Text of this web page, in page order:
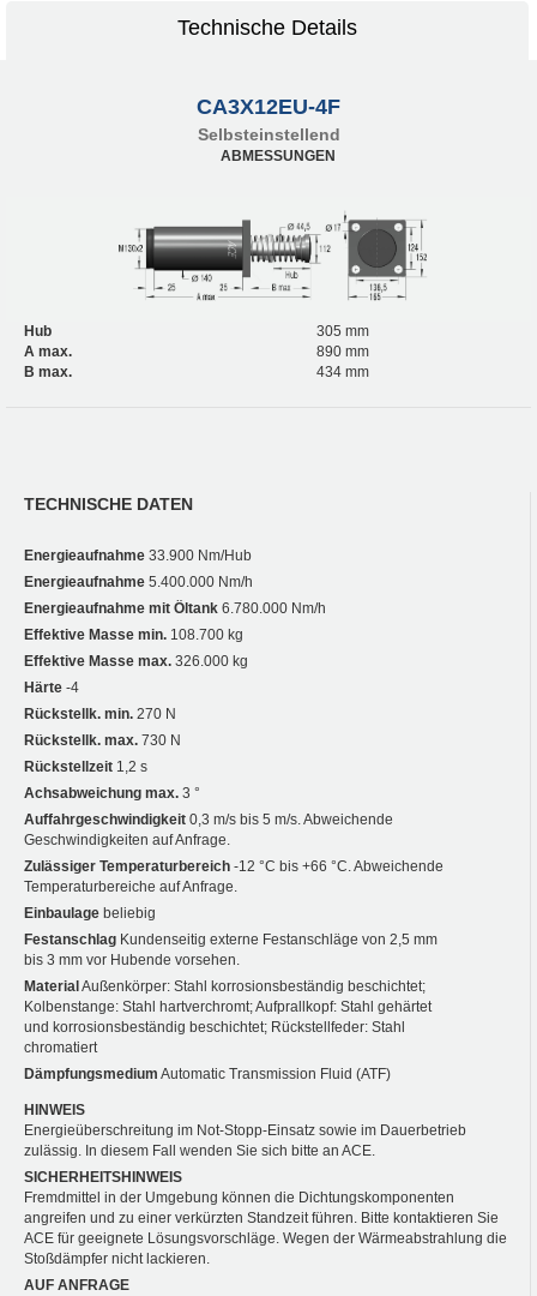
Technische Details
CA3X12EU-4F
Selbsteinstellend
ABMESSUNGEN
Hub
305 mm
A max.
890 mm
B max.
434 mm
TECHNISCHE DATEN
Energieaufnahme 33.900 Nm/Hub
Energieaufnahme 5.400.000 Nm/h
Energieaufnahme mit Öltank 6.780.000 Nm/h
Effektive Masse min. 108.700 kg
Effektive Masse max. 326.000 kg
Härte -4
Rückstellk. min. 270 N
Rückstellk. max. 730 N
Rückstellzeit 1,2 s
Achsabweichung max. 3 °
Auffahrgeschwindigkeit 0,3 m/s bis 5 m/s. Abweichende
Geschwindigkeiten auf Anfrage.
Zulässiger Temperaturbereich -12 °C bis +66 °C. Abweichende
Temperaturbereiche auf Anfrage.
Einbaulage beliebig
Festanschlag Kundenseitig externe Festanschläge von 2,5 mm
bis 3 mm vor Hubende vorsehen.
Material Außenkörper: Stahl korrosionsbeständig beschichtet;
Kolbenstange: Stahl hartverchromt; Aufprallkopf: Stahl gehärtet
und korrosionsbeständig beschichtet; Rückstellfeder: Stahl
chromatiert
Dämpfungsmedium Automatic Transmission Fluid (ATF)
HINWEIS
Energieüberschreitung im Not-Stopp-Einsatz sowie im Dauerbetrieb
zulässig. In diesem Fall wenden Sie sich bitte an ACE.
SICHERHEITSHINWEIS
Fremdmittel in der Umgebung können die Dichtungskomponenten
angreifen und zu einer verkürzten Standzeit führen. Bitte kontaktieren Sie
ACE für geeignete Lösungsvorschläge. Wegen der Wärmeabstrahlung die
Stoßdämpfer nicht lackieren.
AUF ANFRAGE